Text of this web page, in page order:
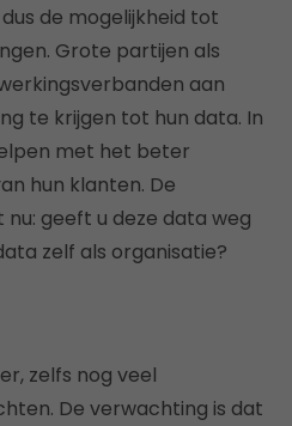
de mogelijkheid tot
Grote partijen als
aan
te krijgen tot hun data. In
met het beter
hun klanten. De
geeft u deze data weg
zelf als organisatie?
zelfs nog veel
De verwachting is dat